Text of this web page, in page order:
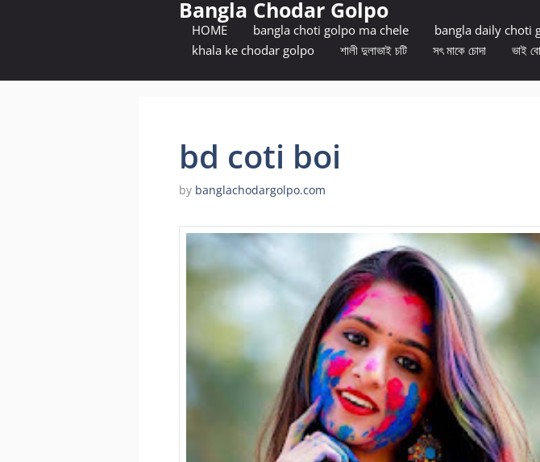
Bangla Chodar Golpo
HOME bangla choti golpo ma chele bangla daily choti
khala ke chodar golpo
শালী দুলাভাই চটি সৎ মাকে চোদা ভাই
bd coti boi
by banglachodargolpo.com